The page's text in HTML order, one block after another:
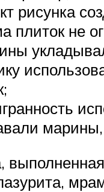
рисунка
плиток не